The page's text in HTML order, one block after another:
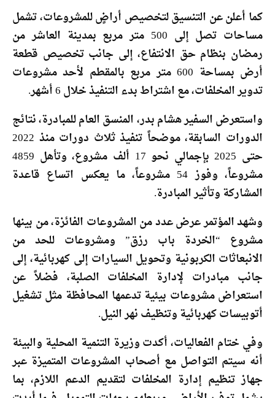
كما أعلن عن التنسيق لتخصيص أراضٍ للمشروعات، تشمل
مساحات تصل إلى 500 متر مربع بمدينة العاشر من
رمضان بنظام حق الانتفاع، إلى جانب تخصيص قطعة
أرض بمساحة 600 متر مربع بالمقطم لأحد مشروعات
تدوير المخلفات، مع اشتراط بدء التنفيذ خلال 6 أشهر.
واستعرض السفيرهشام بدر، المنسق العام للمبادرة، نتائج
الدورات السابقة، موضحاً تنفيذ ثلاث دورات منذ 2022
حتى 2025 بإجمالي نحو 17 ألف مشروع، وتأهل 4859
مشروعاً، وفوز 54 مشروعاً، ما يعكس اتساع قاعدة
المشاركة وتأثير المبادرة.
وشهد المؤتمر عرض عدد من المشروعات الفائزة، من بينها
مشروع “الخردة باب رزق” ومشروعات للحد من
الانبعاثات الكربونية وتحويل السيارات إلى كهربائية، إلى
جانب مبادرات لإدارة المخلفات الصلبة، فضلاً عن
استعراض مشروعات بيئية تدعمها المحافظة مثل تشغيل
أتوبيسات كهربائية وتنظيف نهر النيل.
وفي ختام الفعاليات، أكدت وزيرة التنمية المحلية والبيئة
أنه سيتم التواصل مع أصحاب المشروعات المتميزة عبر
جهاز تنظيم إدارة المخلفات لتقديم الدعم اللازم، بما